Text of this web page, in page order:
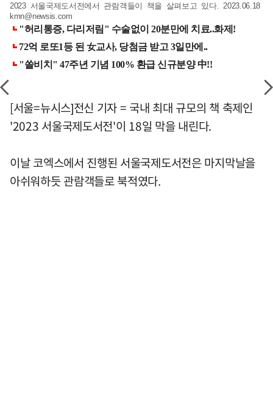
2023 서울국제도서전에서 관람객들이 책을 살펴보고 있다. 2023.06.18
kmn@newsis.com
[서울=뉴시스]전신 기자 = 국내 최대 규모의 책 축제인
'2023 서울국제도서전'이 18일 막을 내린다.
이날 코엑스에서 진행된 서울국제도서전은 마지막날을
아쉬워하듯 관람객들로 북적였다.